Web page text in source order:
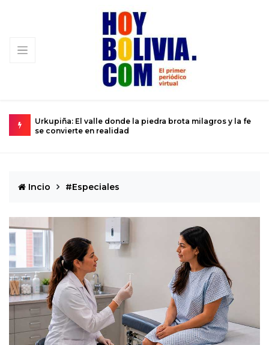
brota milagros y la fe
La ciencia se prepara para el
Dios del Caos que rozará la Tierra
Incio #Especiales